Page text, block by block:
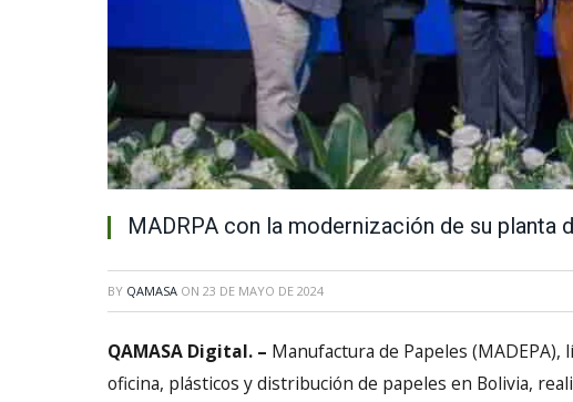
MADRPA con la modernización de su planta
BY QAMASA ON 23 DE MAYO DE 2024
QAMASA Digital. – Manufactura de Papeles
oficina, plásticos y distribución de papeles en Bolivia,